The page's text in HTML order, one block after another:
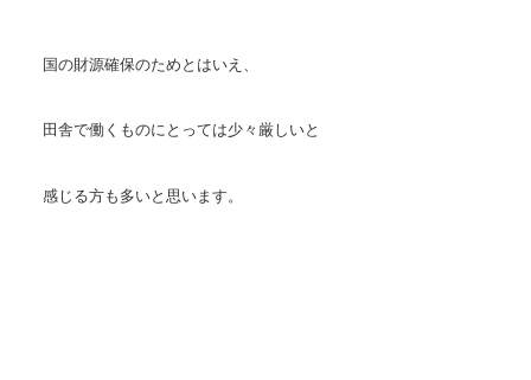
国の財源確保のためとはいえ、
田舎で働くものにとっては少々厳しいと
感じる方も多いと思います。